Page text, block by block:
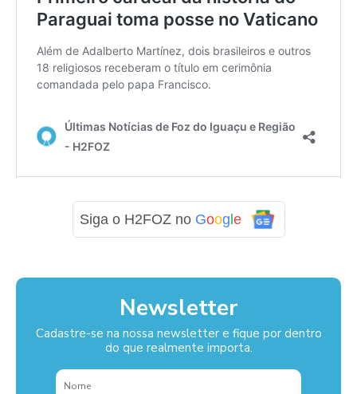
Siga o H2FOZ no Google
Newsletter
Cadastre-se na nossa newsletter e fique por dentro
do que realmente importa.